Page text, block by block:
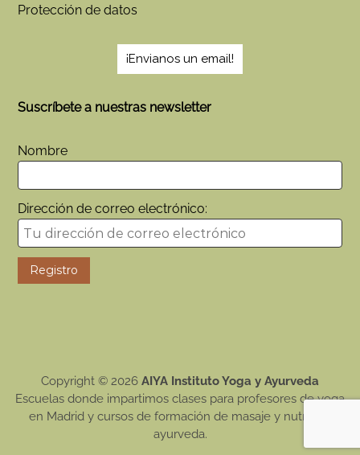
Protección de datos
¡Envianos un email!
Suscríbete a nuestras newsletter
Nombre
Dirección de correo electrónico:
Copyright © 2026 AIYA Instituto Yoga y Ayurveda
Escuelas donde impartimos clases para profesores de yoga
en Madrid y cursos de formación de masaje y nutrición
ayurveda.